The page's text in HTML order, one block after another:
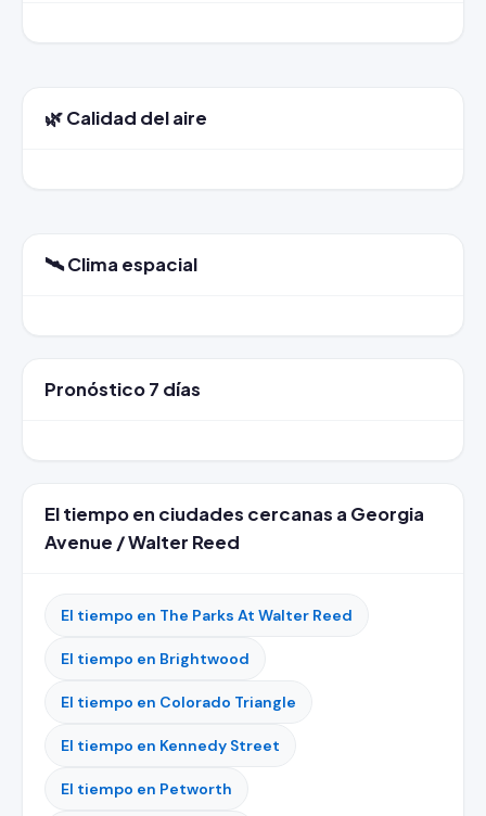
🌿 Calidad del aire
🛰️ Clima espacial
Pronóstico 7 días
El tiempo en ciudades cercanas a Georgia
Avenue / Walter Reed
El tiempo en The Parks At Walter Reed
El tiempo en Brightwood
El tiempo en Colorado Triangle
El tiempo en Kennedy Street
El tiempo en Petworth